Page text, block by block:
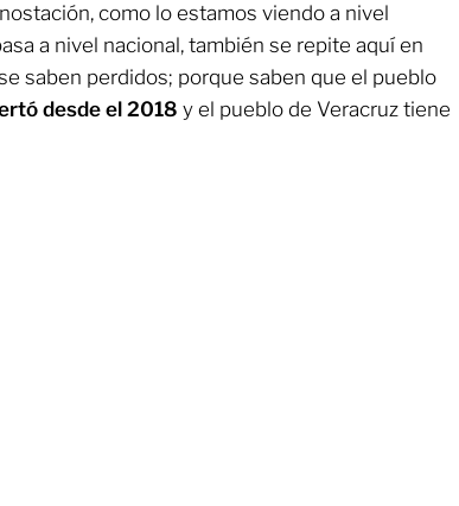
como lo estamos viendo a nivel
a nivel nacional, también se repite aquí en
saben perdidos; porque saben que el pueblo
desde el 2018 y el pueblo de Veracruz tiene